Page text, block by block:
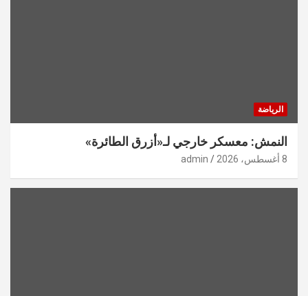
الرياضة
النمش: معسكر خارجي لـ«أزرق الطائرة»
8 أغسطس، 2026 admin